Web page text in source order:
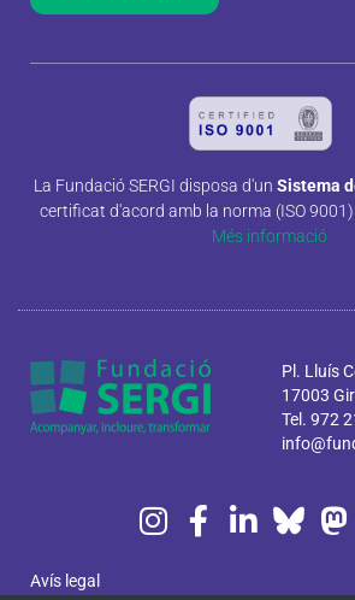
La Fundació SERGI disposa d'un Sistema
certificat d'acord amb la norma (ISO
Més informació
Pl. Lluís
17003
Tel. 972
Avís legal